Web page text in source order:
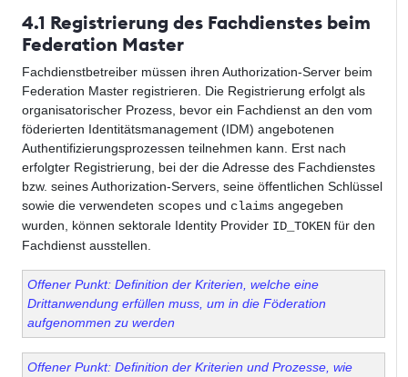
4.1 Registrierung des Fachdienstes beim
Federation Master
Fachdienstbetreiber müssen ihren Authorization-Server beim
Federation Master registrieren. Die Registrierung erfolgt als
organisatorischer Prozess, bevor ein Fachdienst an den vom
föderierten Identitätsmanagement (IDM) angebotenen
Authentifizierungsprozessen teilnehmen kann. Erst nach
erfolgter Registrierung, bei der die Adresse des Fachdienstes
bzw. seines Authorization-Servers, seine öffentlichen Schlüssel
sowie die verwendeten scopes und claims angegeben
wurden, können sektorale Identity Provider ID_TOKEN für den
Fachdienst ausstellen.
Offener Punkt: Definition der Kriterien, welche eine
Drittanwendung erfüllen muss, um in die Föderation
aufgenommen zu werden
Offener Punkt: Definition der Kriterien und Prozesse, wie